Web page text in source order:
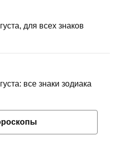
для всех знаков
все знаки зодиака